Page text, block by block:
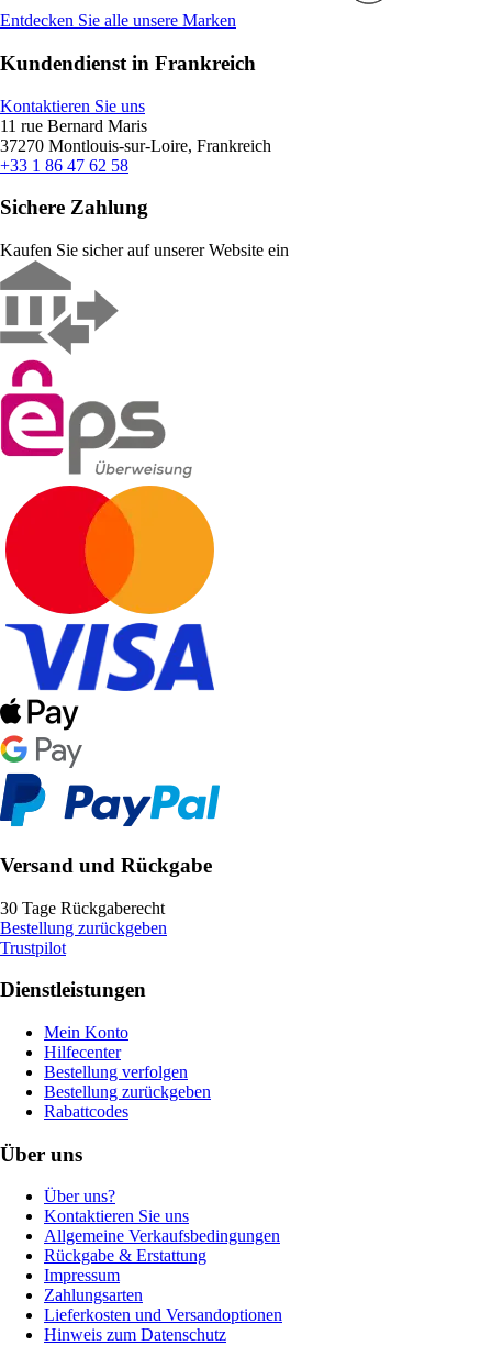
Entdecken Sie alle unsere Marken
Kundendienst in Frankreich
Kontaktieren Sie uns
11 rue Bernard Maris
37270 Montlouis-sur-Loire, Frankreich
+33 1 86 47 62 58
Sichere Zahlung
Kaufen Sie sicher auf unserer Website ein
Versand und Rückgabe
30 Tage Rückgaberecht
Bestellung zurückgeben
Trustpilot
Dienstleistungen
Mein Konto
Hilfecenter
Bestellung verfolgen
Bestellung zurückgeben
Rabattcodes
Über uns
Über uns?
Kontaktieren Sie uns
Allgemeine Verkaufsbedingungen
Rückgabe & Erstattung
Impressum
Zahlungsarten
Lieferkosten und Versandoptionen
Hinweis zum Datenschutz